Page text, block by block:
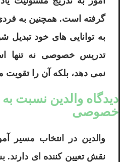
گرفته است. همچنین به
به توانایی های خود تبدیل
تدریس خصوصی نه تنها
نمی دهد، بلکه آن را تقویت
دیدگاه والدین نسبت
خصوصی
والدین در انتخاب مسیر
نقش تعیین کننده ای دارند.